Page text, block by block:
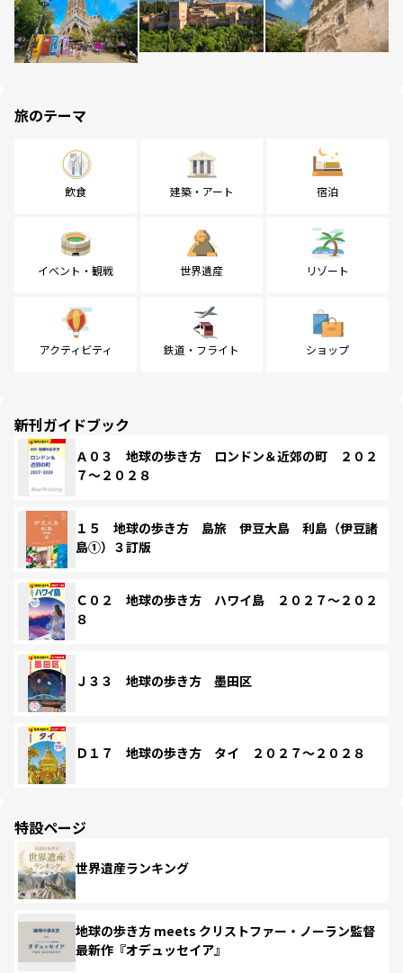
旅のテーマ
飲食 建築・アート 宿泊
イベント・観戦 世界遺産 リゾート
アクティビティ 鉄道・フライト ショップ
新刊ガイドブック
Ａ０３ 地球の歩き方 ロンドン＆近郊の町 ２０２
７～２０２８
１５ 地球の歩き方 島旅 伊豆大島 利島（伊豆諸
島①）３訂版
Ｃ０２ 地球の歩き方 ハワイ島 ２０２７～２０２
８
Ｊ３３ 地球の歩き方 墨田区
Ｄ１７ 地球の歩き方 タイ ２０２７～２０２８
特設ページ
世界遺産ランキング
地球の歩き方 meets クリストファー・ノーラン監督
最新作『オデュッセイア』